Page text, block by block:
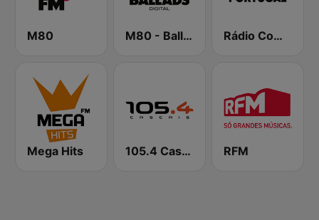
M80 M80 - Ballads Rádio Comercial Portugal
Mega Hits 105.4 Cascais RFM